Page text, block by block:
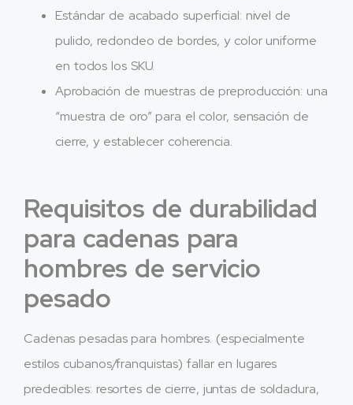
Estándar de acabado superficial: nivel de
pulido, redondeo de bordes, y color uniforme
en todos los SKU.
Aprobación de muestras de preproducción: una
“muestra de oro” para el color, sensación de
cierre, y establecer coherencia.
Requisitos de durabilidad
para cadenas para
hombres de servicio
pesado
Cadenas pesadas para hombres. (especialmente
estilos cubanos/franquistas) fallar en lugares
predecibles: resortes de cierre, juntas de soldadura,